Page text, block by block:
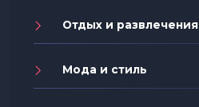
Отдых и развлечения
Мода и стиль